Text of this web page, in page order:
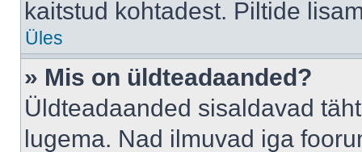
kaitstud kohtadest. Piltide
Üles
» Mis on üldteadaanded?
Üldteadaanded sisaldavad
lugema. Nad ilmuvad iga